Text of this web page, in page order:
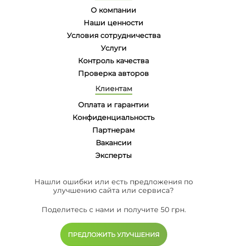
О компании
Наши ценности
Условия сотрудничества
Услуги
Контроль качества
Проверка авторов
Клиентам
Оплата и гарантии
Конфиденциальность
Партнерам
Вакансии
Эксперты
Нашли ошибки или есть предложения по
улучшению сайта или сервиса?
Поделитесь с нами и получите 50 грн.
ПРЕДЛОЖИТЬ УЛУЧШЕНИЯ